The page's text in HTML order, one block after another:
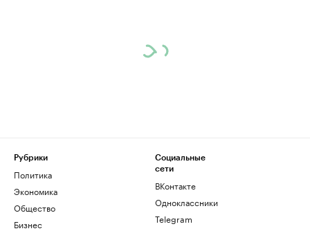
Рубрики
Политика
Экономика
Общество
Бизнес
Социальные
сети
ВКонтакте
Одноклассники
Telegram